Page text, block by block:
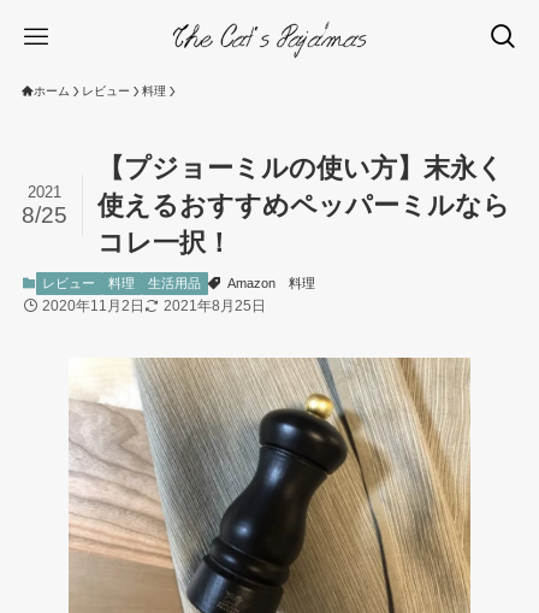
ホーム レビュー 料理
【プジョーミルの使い方】末永く
使えるおすすめペッパーミルなら
コレ一択！
2021
8/25
レビュー 料理 生活用品 Amazon 料理
2020年11月2日 2021年8月25日